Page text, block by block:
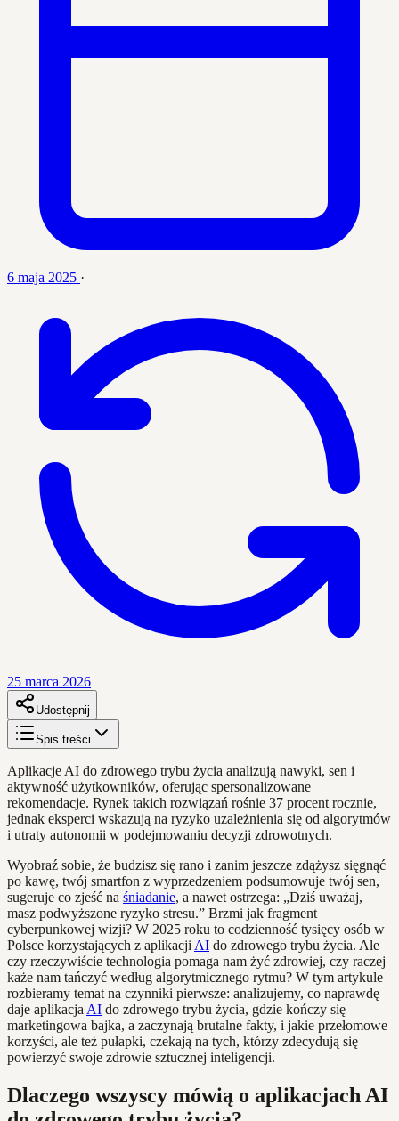
6 maja 2025 ·
25 marca 2026
Udostępnij
Spis treści
Aplikacje AI do zdrowego trybu życia analizują nawyki, sen i
aktywność użytkowników, oferując spersonalizowane
rekomendacje. Rynek takich rozwiązań rośnie 37 procent rocznie,
jednak eksperci wskazują na ryzyko uzależnienia się od algorytmów
i utraty autonomii w podejmowaniu decyzji zdrowotnych.
Wyobraź sobie, że budzisz się rano i zanim jeszcze zdążysz sięgnąć
po kawę, twój smartfon z wyprzedzeniem podsumowuje twój sen,
sugeruje co zjeść na śniadanie, a nawet ostrzega: „Dziś uważaj,
masz podwyższone ryzyko stresu.” Brzmi jak fragment
cyberpunkowej wizji? W 2025 roku to codzienność tysięcy osób w
Polsce korzystających z aplikacji AI do zdrowego trybu życia. Ale
czy rzeczywiście technologia pomaga nam żyć zdrowiej, czy raczej
każe nam tańczyć według algorytmicznego rytmu? W tym artykule
rozbieramy temat na czynniki pierwsze: analizujemy, co naprawdę
daje aplikacja AI do zdrowego trybu życia, gdzie kończy się
marketingowa bajka, a zaczynają brutalne fakty, i jakie przełomowe
korzyści, ale też pułapki, czekają na tych, którzy zdecydują się
powierzyć swoje zdrowie sztucznej inteligencji.
Dlaczego wszyscy mówią o aplikacjach AI